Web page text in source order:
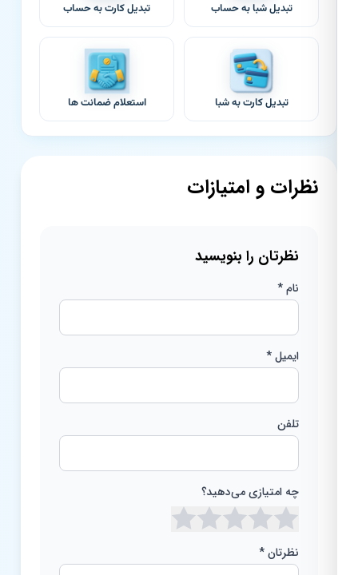
تبدیل شبا به حساب تبدیل کارت به حساب
تبدیل کارت به شبا استعلام ضمانت ها
نظرات و امتیازات
نظرتان را بنویسید
ایمیل *
تلفن
چه امتیازی می‌دهید؟
نظرتان *